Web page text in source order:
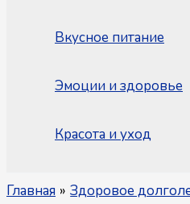
Вкусное питание
Эмоции и здоровье
Красота и уход
Главная Здоровое